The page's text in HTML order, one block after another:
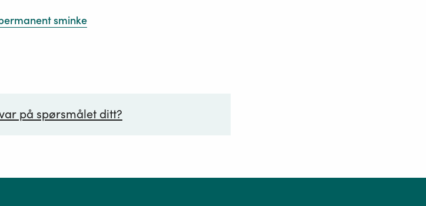
sminke
på spørsmålet ditt?